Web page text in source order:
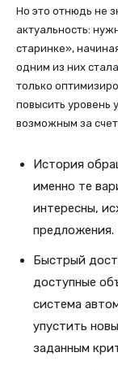
Но это отнюдь не
актуальность:
старинке»,
одним из них стала
только
повысить уровень
возможным за
История
именно те
интересны,
предложения.
Быстрый
доступные
система
упустить
заданным